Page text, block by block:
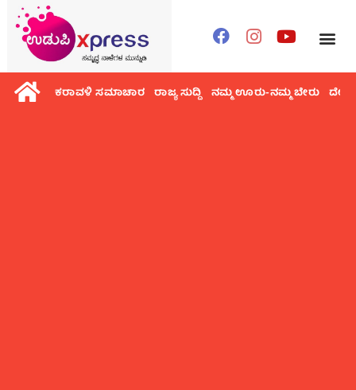
ಕರಾವಳಿ ಸಮಾಚಾರ ರಾಜ್ಯ ಸುದ್ದಿ ನಮ್ಮ ಊರು-ನಮ್ಮ ಬೇರು ದೇಶ